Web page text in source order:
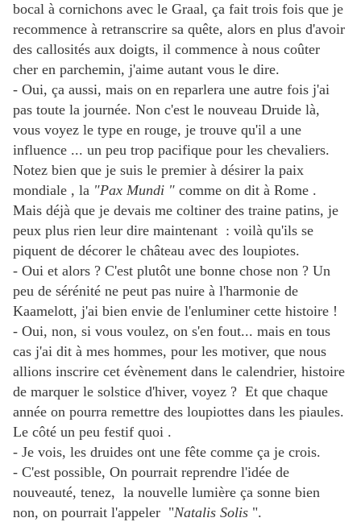
bocal à cornichons avec le Graal, ça fait trois fois que je
recommence à retranscrire sa quête, alors en plus d'avoir
des callosités aux doigts, il commence à nous coûter
cher en parchemin, j'aime autant vous le dire.
- Oui, ça aussi, mais on en reparlera une autre fois j'ai
pas toute la journée. Non c'est le nouveau Druide là,
vous voyez le type en rouge, je trouve qu'il a une
influence ... un peu trop pacifique pour les chevaliers.
Notez bien que je suis le premier à désirer la paix
mondiale , la "Pax Mundi " comme on dit à Rome .
Mais déjà que je devais me coltiner des traine patins, je
peux plus rien leur dire maintenant : voilà qu'ils se
piquent de décorer le château avec des loupiotes.
- Oui et alors ? C'est plutôt une bonne chose non ? Un
peu de sérénité ne peut pas nuire à l'harmonie de
Kaamelott, j'ai bien envie de l'enluminer cette histoire !
- Oui, non, si vous voulez, on s'en fout... mais en tous
cas j'ai dit à mes hommes, pour les motiver, que nous
allions inscrire cet évènement dans le calendrier, histoire
de marquer le solstice d'hiver, voyez ? Et que chaque
année on pourra remettre des loupiottes dans les piaules.
Le côté un peu festif quoi .
- Je vois, les druides ont une fête comme ça je crois.
- C'est possible, On pourrait reprendre l'idée de
nouveauté, tenez, la nouvelle lumière ça sonne bien
non, on pourrait l'appeler "Natalis Solis ".